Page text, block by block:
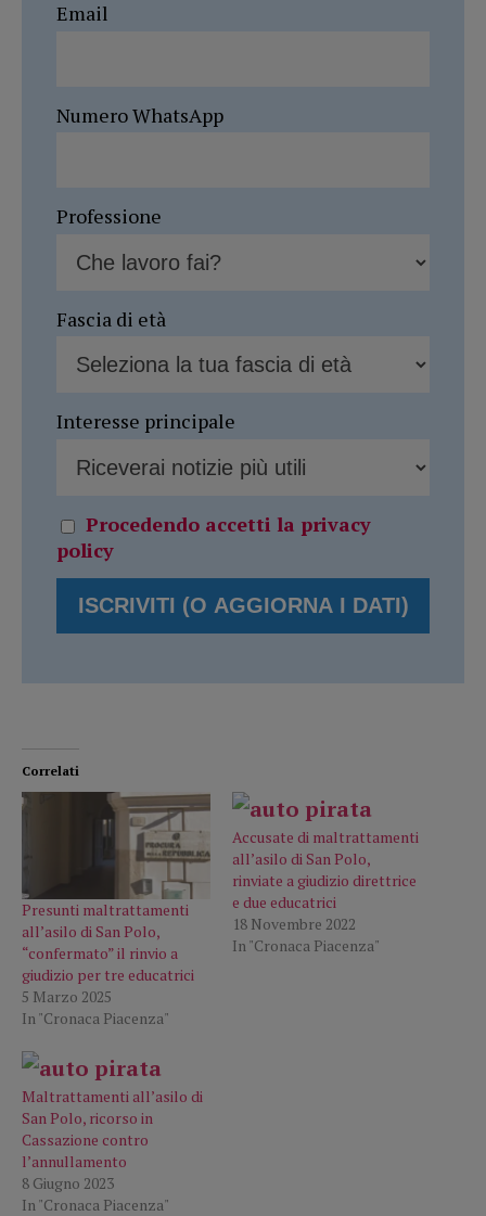
Email
Numero WhatsApp
Professione
Fascia di età
Interesse principale
Procedendo accetti la privacy
policy
Correlati
Presunti maltrattamenti
all’asilo di San Polo,
“confermato” il rinvio a
giudizio per tre educatrici
5 Marzo 2025
In "Cronaca Piacenza"
Accusate di maltrattamenti
all’asilo di San Polo,
rinviate a giudizio direttrice
e due educatrici
18 Novembre 2022
In "Cronaca Piacenza"
Maltrattamenti all’asilo di
San Polo, ricorso in
Cassazione contro
l’annullamento
8 Giugno 2023
In "Cronaca Piacenza"